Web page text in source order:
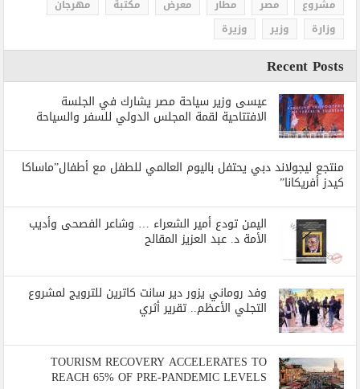
مشروع
مصر مطار معرض مكتبة
مهرجان
وزارة
وزير وزيرة
Recent Posts
عيسى وزير سياحة مصر يشارك في الجلسة
الافتتاحية لقمة المجلس الدولي للسفر والسياحة
منتجع ليجولاند دبي يحتفل باليوم العالمي للطفل مع أطفال”ماساكا
كيدز أفريكانا”
اليمن تودع أمير الشعراء … وشاعر الفصحى وأديب
الأمة د. عبد العزيز المقالح
وفد روماني يزور دير سانت كاترين للترويج لمشروع
التجلي الأعظم.. تقرير أثري
TOURISM RECOVERY ACCELERATES TO
REACH 65% OF PRE-PANDEMIC LEVELS